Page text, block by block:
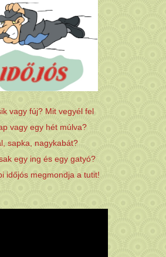
vagy fúj? Mit vegyél fel
vagy egy hét múlva?
sapka, nagykabát?
egy ing és egy gatyó?
időjós megmondja a tutit!